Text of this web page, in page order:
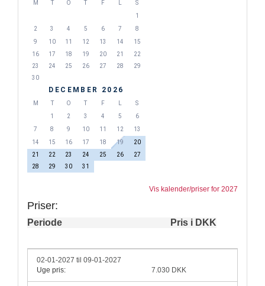
M O F L
S
1
2
3 4 5 6 7
8
9
10 11 12 13 14
15
16
17 18 19 20 21
22
23
24 25 26 27 28
29
30
DECEMBER 2026
M O F L
S
1
2 3 4 5
6
7
8 9 10 11 12
13
14
15 16 17 18 19
20
21
22 23 24 25 26
27
28
29 30 31
Vis kalender/priser for 2027
Priser:
Periode Pris i DKK
02-01-2027 til 09-01-2027
Uge pris:
7.030 DKK